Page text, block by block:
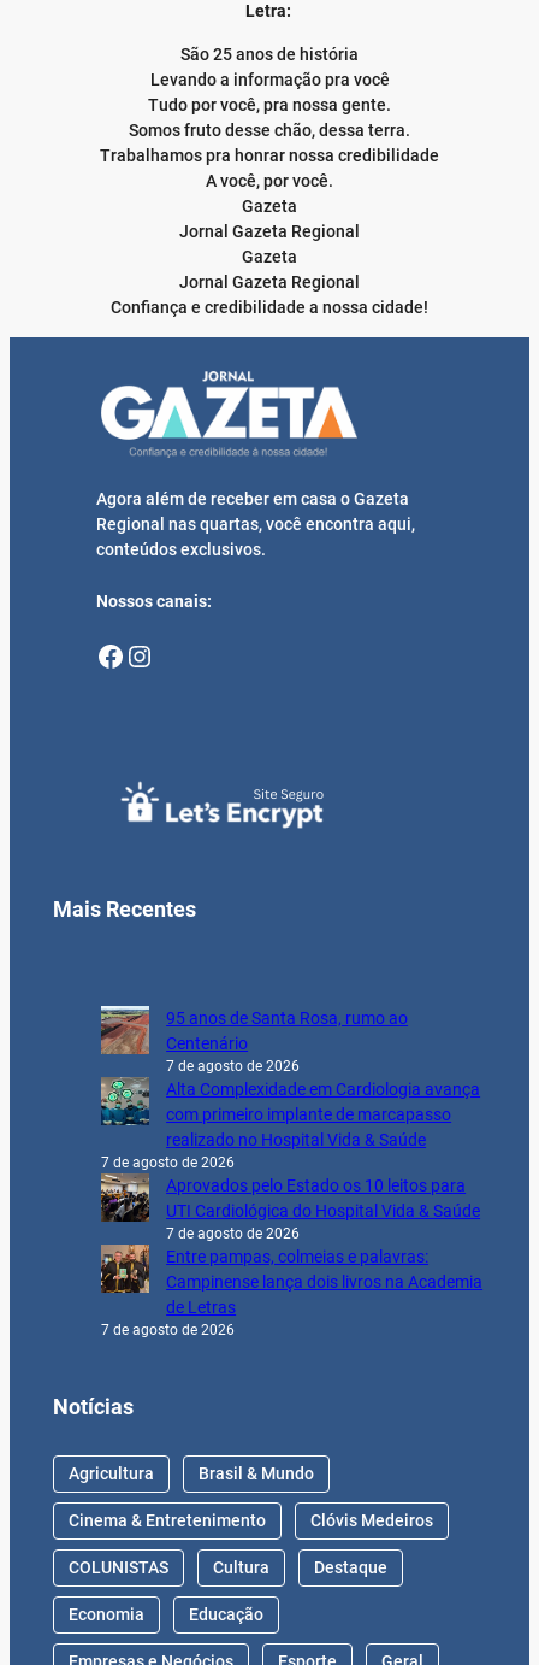
Letra:
São 25 anos de história
Levando a informação pra você
Tudo por você, pra nossa gente.
Somos fruto desse chão, dessa terra.
Trabalhamos pra honrar nossa credibilidade
A você, por você.
Gazeta
Jornal Gazeta Regional
Gazeta
Jornal Gazeta Regional
Confiança e credibilidade a nossa cidade!
Agora além de receber em casa o Gazeta
Regional nas quartas, você encontra aqui,
conteúdos exclusivos.
Nossos canais:
Facebook Instagram
Mais Recentes
95 anos de Santa Rosa, rumo ao
Centenário
7 de agosto de 2026
Alta Complexidade em Cardiologia avança
com primeiro implante de marcapasso
realizado no Hospital Vida & Saúde
7 de agosto de 2026
Aprovados pelo Estado os 10 leitos para
UTI Cardiológica do Hospital Vida & Saúde
7 de agosto de 2026
Entre pampas, colmeias e palavras:
Campinense lança dois livros na Academia
de Letras
7 de agosto de 2026
Notícias
Agricultura Brasil & Mundo
Cinema & Entretenimento Clóvis Medeiros
COLUNISTAS Cultura Destaque
Economia Educação